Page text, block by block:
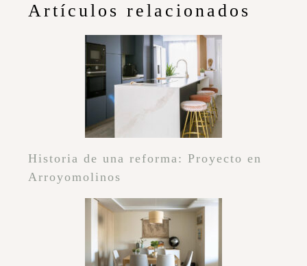
Artículos relacionados
Historia de una reforma: Proyecto en
Arroyomolinos